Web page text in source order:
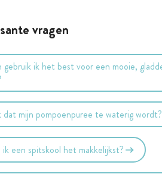
vragen
gebruik ik het best voor een mooie,
dat mijn pompoenpuree te waterig wordt?
een spitskool het makkelijkst?